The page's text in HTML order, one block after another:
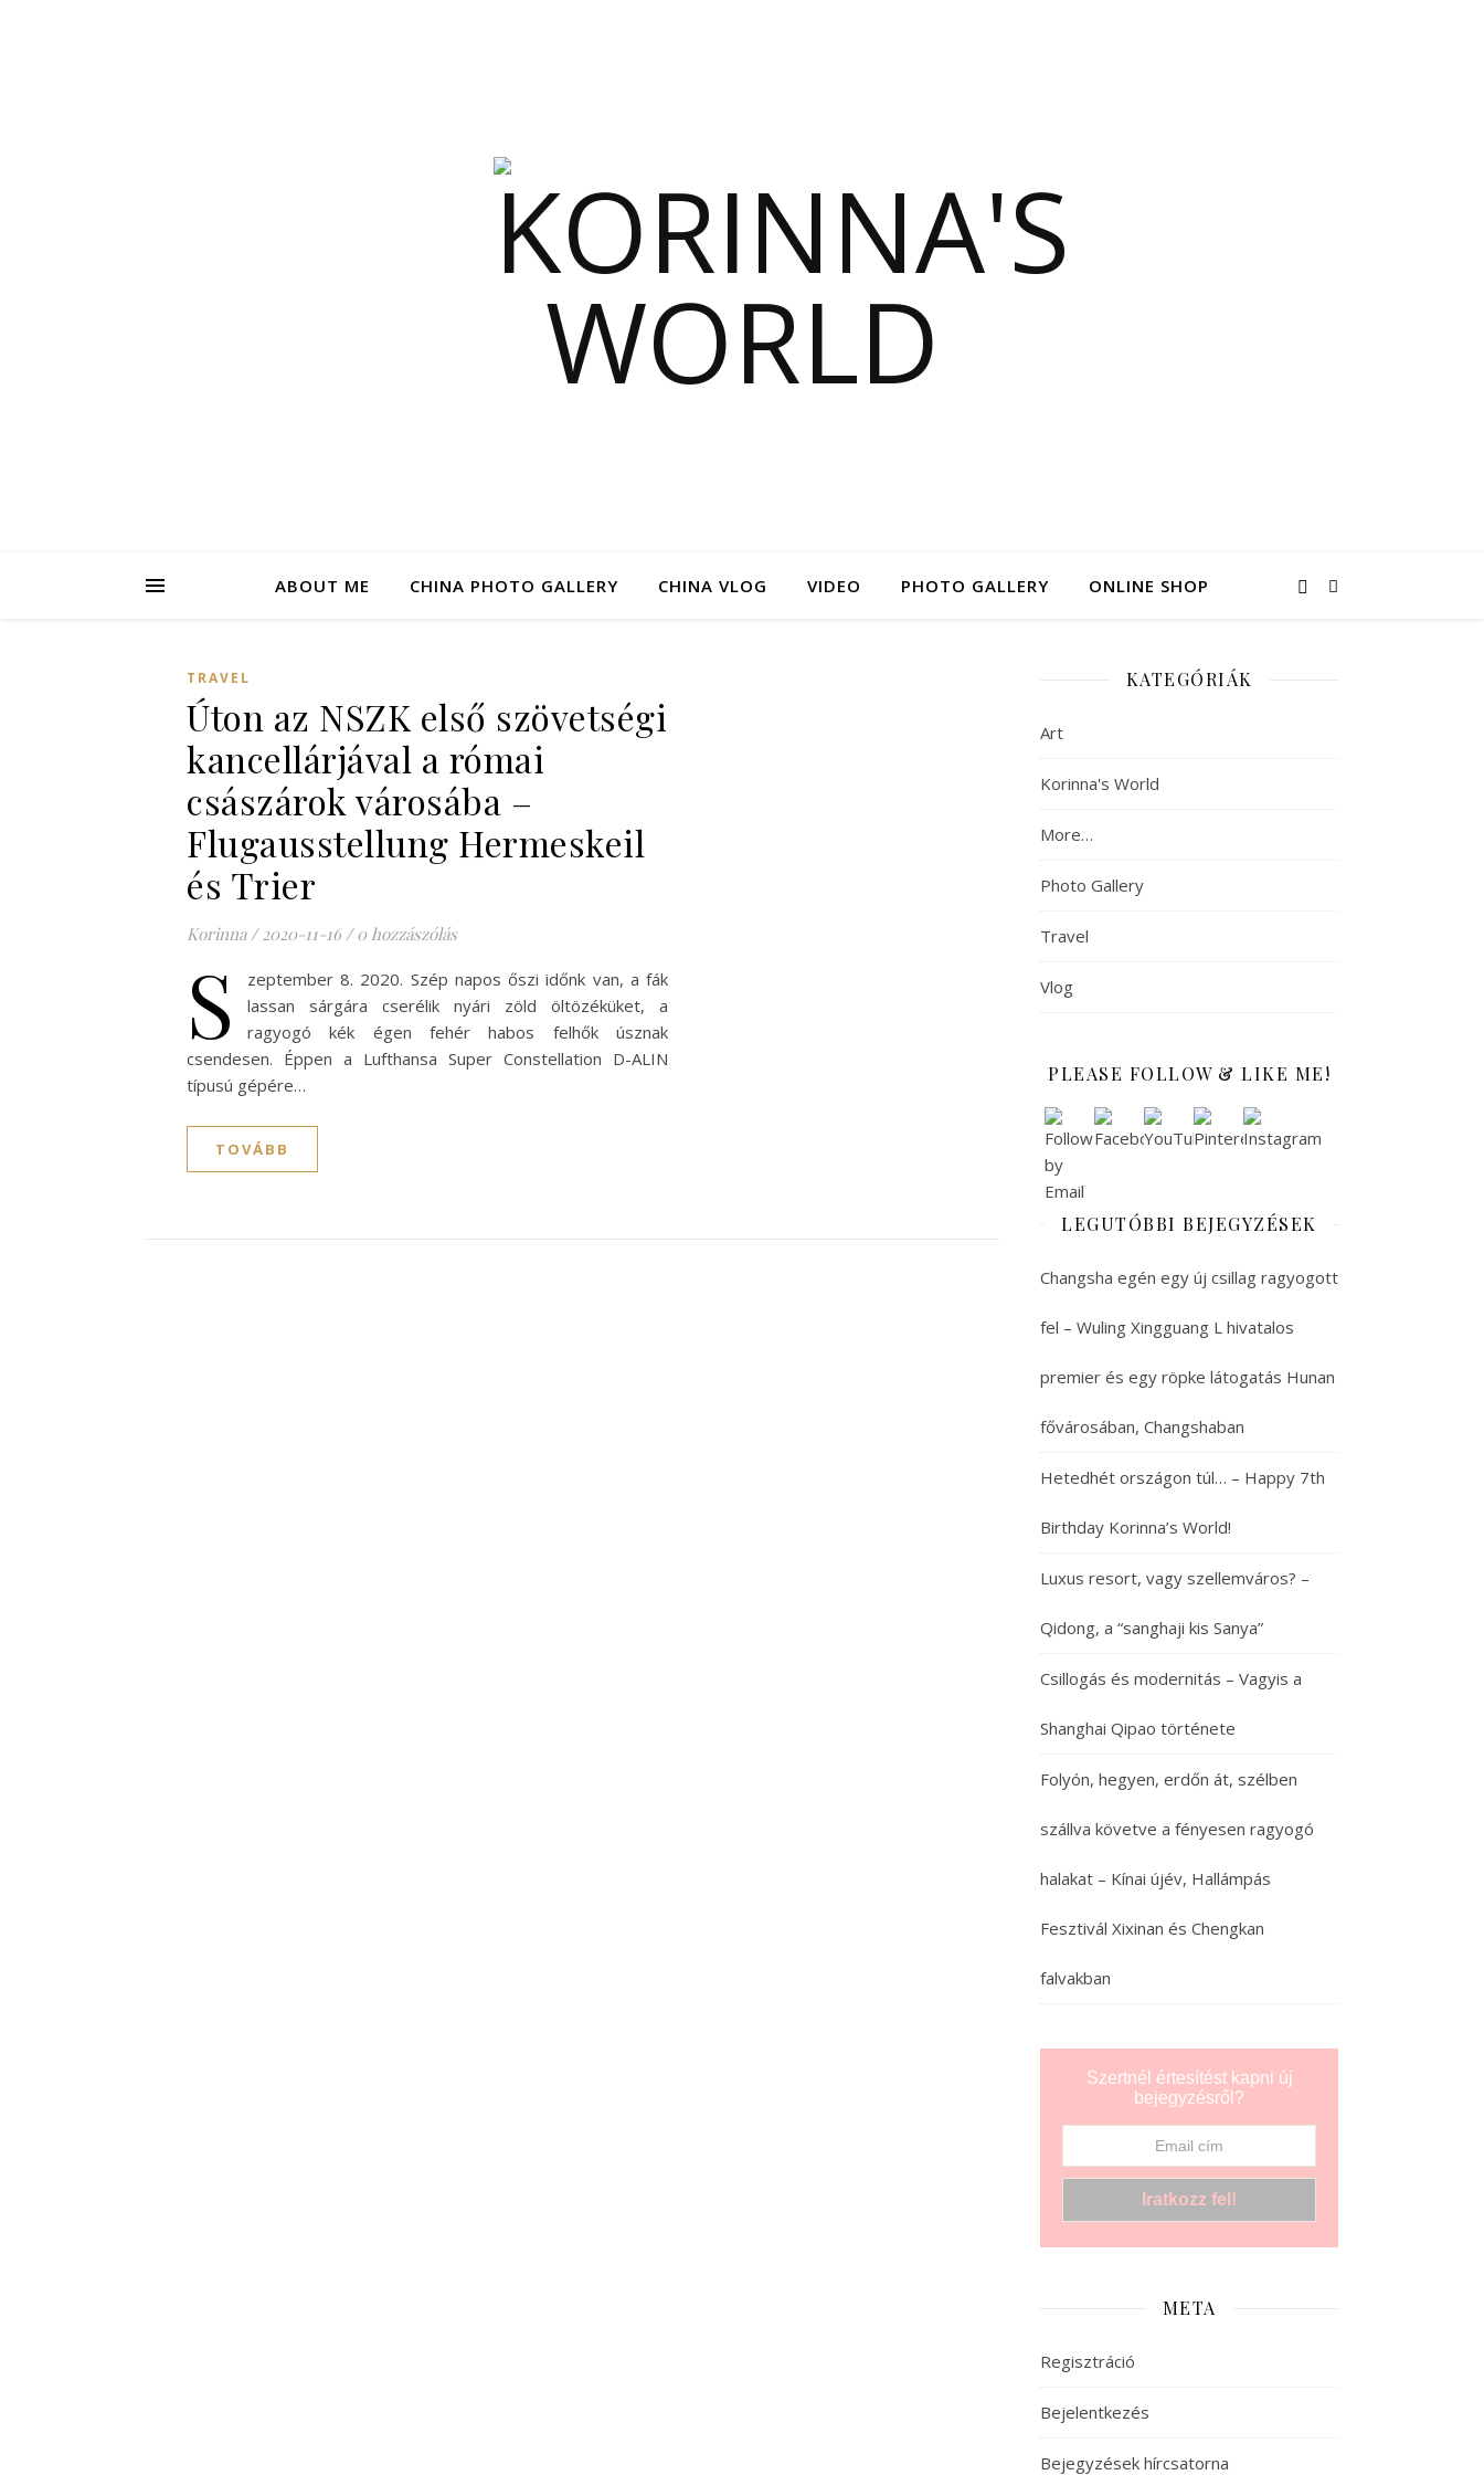
ABOUT ME CHINA PHOTO GALLERY CHINA VLOG VIDEO PHOTO GALLERY ONLINE SHOP
TRAVEL
Úton az NSZK első szövetségi
kancellárjával a római
császárok városába –
Flugausstellung Hermeskeil
és Trier
Korinna / 2020-11-16 / 0 hozzászólás
S
zeptember 8. 2020. Szép napos őszi időnk van, a fák
lassan sárgára cserélik nyári zöld öltözéküket, a
ragyogó kék égen fehér habos felhők úsznak
csendesen. Éppen a Lufthansa Super Constellation D-ALIN
típusú gépére…
TOVÁBB
KATEGÓRIÁK
Art
Korinna's World
More…
Photo Gallery
Travel
Vlog
PLEASE FOLLOW & LIKE ME!
LEGUTÓBBI BEJEGYZÉSEK
Changsha egén egy új csillag ragyogott
fel – Wuling Xingguang L hivatalos
premier és egy röpke látogatás Hunan
fővárosában, Changshaban
Hetedhét országon túl… – Happy 7th
Birthday Korinna’s World!
Luxus resort, vagy szellemváros? –
Qidong, a “sanghaji kis Sanya”
Csillogás és modernitás – Vagyis a
Shanghai Qipao története
Folyón, hegyen, erdőn át, szélben
szállva követve a fényesen ragyogó
halakat – Kínai újév, Hallámpás
Fesztivál Xixinan és Chengkan
falvakban
Szertnél értesítést kapni új
bejegyzésről?
META
Regisztráció
Bejelentkezés
Bejegyzések hírcsatorna